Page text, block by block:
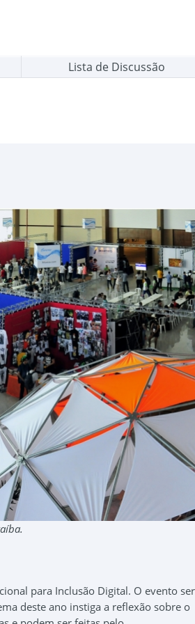
Lista de Discussão
para Inclusão Digital. O evento
deste ano instiga a reflexão sobre o